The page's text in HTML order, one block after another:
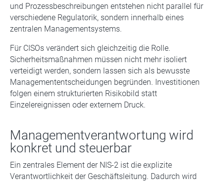
und Prozessbeschreibungen entstehen nicht parallel für
verschiedene Regulatorik, sondern innerhalb eines
zentralen Managementsystems.
Für CISOs verändert sich gleichzeitig die Rolle.
Sicherheitsmaßnahmen müssen nicht mehr isoliert
verteidigt werden, sondern lassen sich als bewusste
Managemententscheidungen begründen. Investitionen
folgen einem strukturierten Risikobild statt
Einzelereignissen oder externem Druck.
Managementverantwortung wird
konkret und steuerbar
Ein zentrales Element der NIS-2 ist die explizite
Verantwortlichkeit der Geschäftsleitung. Dadurch wird